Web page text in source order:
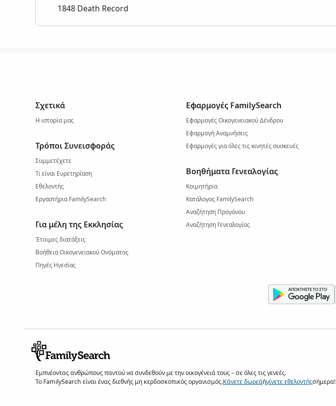
1848 Death Record
Σχετικά
Η ιστορία μας
Τρόποι Συνεισφοράς
Συμμετέχετε
Τι είναι Ευρετηρίαση
Εθελοντής
Εργαστήρια FamilySearch
Για μέλη της Εκκλησίας
Έτοιμες διατάξεις
Βοήθεια Οικογενειακού Ονόματος
Πηγές Ηγεσίας
Εφαρμογές FamilySearch
Εφαρμογές Οικογενειακού Δένδρου
Εφαρμογή Αναμνήσεις
Εφαρμογές για όλες τις κινητές συσκευές
Βοηθήματα Γενεαλογίας
Κοιμητήρια
Κατάλογος FamilySearch
Αναζήτηση Προγόνου
Αναζήτηση Γενεαλογίας
Εμπνέοντας ανθρώπους παντού να συνδεθούν με την οικογένειά τους – σε όλες τις γενεές.
Το FamilySearch είναι ένας διεθνής μη κερδοσκοπικός οργανισμός.Κάνετε δωρεάήγίνετε εθελοντήςσήμερα!